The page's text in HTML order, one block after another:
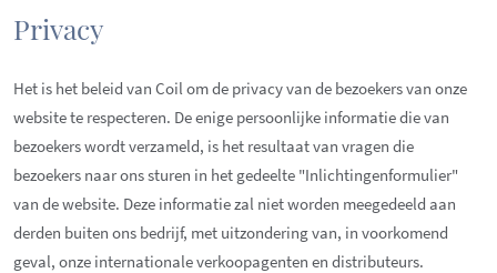
Privacy
Het is het beleid van Coil om de privacy van de bezoekers van onze
website te respecteren. De enige persoonlijke informatie die van
bezoekers wordt verzameld, is het resultaat van vragen die
bezoekers naar ons sturen in het gedeelte "Inlichtingenformulier"
van de website. Deze informatie zal niet worden meegedeeld aan
derden buiten ons bedrijf, met uitzondering van, in voorkomend
geval, onze internationale verkoopagenten en distributeurs.